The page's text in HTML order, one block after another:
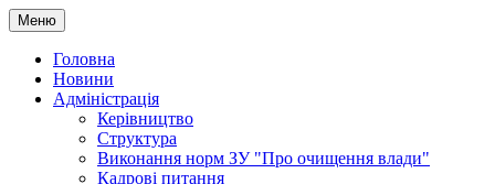
Меню
Головна
Новини
Адміністрація
Керівництво
Структура
Виконання норм ЗУ "Про очищення влади"
Кадрові питання